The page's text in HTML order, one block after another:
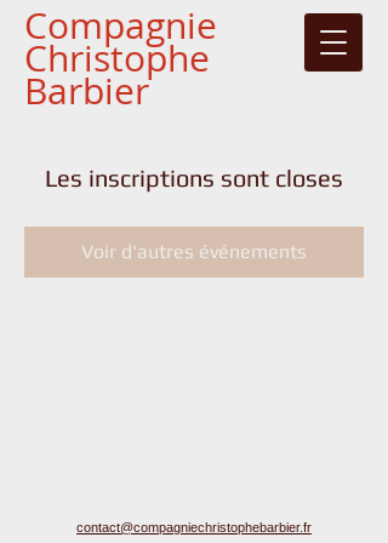
Compagnie
Christophe
Barbier
Les inscriptions sont closes
Voir d'autres événements
contact@compagniechristophebarbier.fr